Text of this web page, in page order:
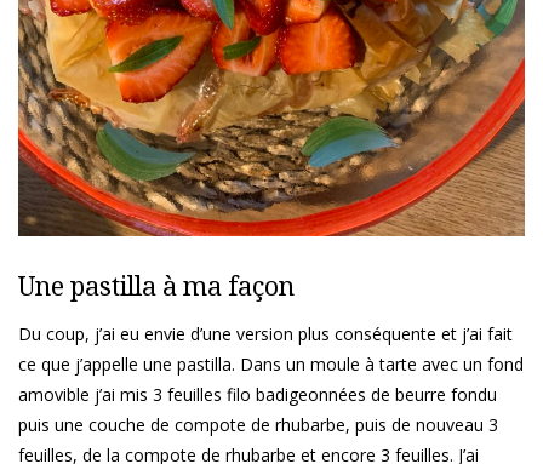
Une pastilla à ma façon
Du coup, j’ai eu envie d’une version plus conséquente et j’ai fait
ce que j’appelle une pastilla. Dans un moule à tarte avec un fond
amovible j’ai mis 3 feuilles filo badigeonnées de beurre fondu
puis une couche de compote de rhubarbe, puis de nouveau 3
feuilles, de la compote de rhubarbe et encore 3 feuilles. J’ai